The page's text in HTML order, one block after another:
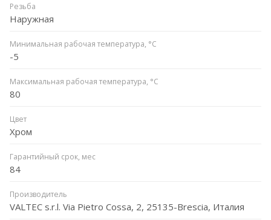
Резьба
Наружная
Минимальная рабочая температура, °C
-5
Максимальная рабочая температура, °C
80
Цвет
Хром
Гарантийный срок, мес
84
Производитель
VALTEC s.r.l. Via Pietro Cossa, 2, 25135-Brescia, Италия